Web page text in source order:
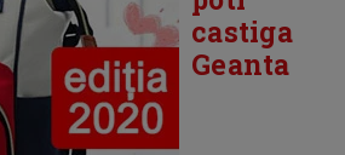
castiga
Geanta